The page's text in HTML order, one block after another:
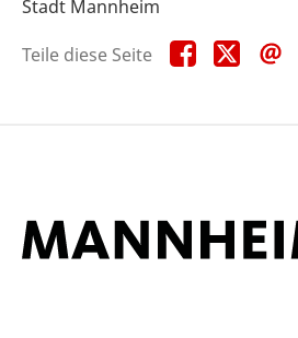
Stadt Mannheim
Teile diese Seite
Teile
diese
Teile
diese